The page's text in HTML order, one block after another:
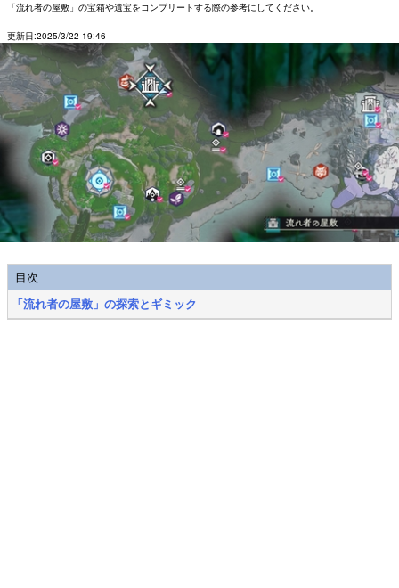
「流れ者の屋敷」の宝箱や遺宝をコンプリートする際の参考にしてください。
更新日:2025/3/22 19:46
目次
「流れ者の屋敷」の探索とギミック